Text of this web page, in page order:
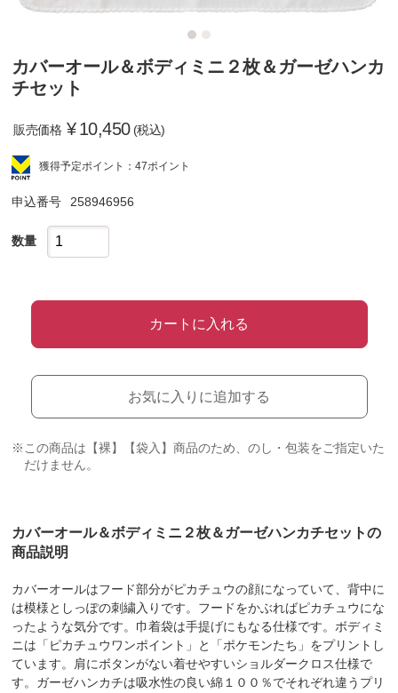
カバーオール＆ボディミニ２枚＆ガーゼハンカ
チセット
販売価格 ¥10,450 (税込)
獲得予定ポイント：47ポイント
申込番号 258946956
数量
カートに入れる
お気に入りに追加する
※この商品は【裸】【袋入】商品のため、のし・包装をご指定いた
だけません。
カバーオール＆ボディミニ２枚＆ガーゼハンカチセットの
商品説明
カバーオールはフード部分がピカチュウの顔になっていて、背中に
は模様としっぽの刺繍入りです。フードをかぶればピカチュウにな
ったような気分です。巾着袋は手提げにもなる仕様です。ボディミ
ニは「ピカチュウワンポイント」と「ポケモンたち」をプリントし
ています。肩にボタンがない着せやすいショルダークロス仕様で
す。ガーゼハンカチは吸水性の良い綿１００％でそれぞれ違うプリ